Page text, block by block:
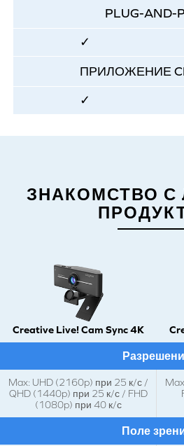
PLUG-AND-
✓
ПРИЛОЖЕНИЕ
✓
ЗНАКОМСТВО С
Creative Live! Cam Sync 4K
Max: UHD (2160p) при 25 к/с /
QHD (1440p) при 25 к/с / FHD
(1080p) при 40 к/с
Поле